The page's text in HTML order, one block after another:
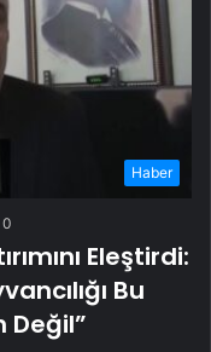
Haber
0
Eleştirdi:
Bu
Değil”